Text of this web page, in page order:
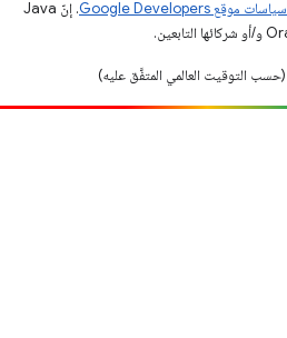
سياسات موقع Google Developers‏
. إنّ Java